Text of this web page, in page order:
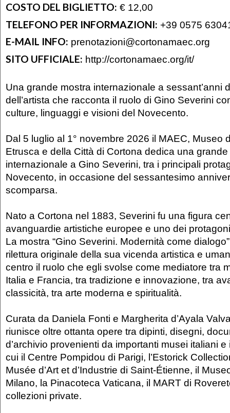
COSTO DEL BIGLIETTO: € 12,00
TELEFONO PER INFORMAZIONI: +39 0575
E-MAIL INFO: prenotazioni@cortonamaec.org
SITO UFFICIALE: http://cortonamaec.org/it/
Una grande mostra internazionale a sessant’anni
dell’artista che racconta il ruolo di Gino Severini
culture, linguaggi e visioni del Novecento.
Dal 5 luglio al 1° novembre 2026 il MAEC, Museo
Etrusca e della Città di Cortona dedica una
internazionale a Gino Severini, tra i principali
Novecento, in occasione del sessantesimo
scomparsa.
Nato a Cortona nel 1883, Severini fu una figura
avanguardie artistiche europee e uno dei
La mostra “Gino Severini. Modernità come
rilettura originale della sua vicenda artistica e
centro il ruolo che egli svolse come mediatore tra
Italia e Francia, tra tradizione e innovazione, tra
classicità, tra arte moderna e spiritualità.
Curata da Daniela Fonti e Margherita d’Ayala
riunisce oltre ottanta opere tra dipinti, disegni,
d’archivio provenienti da importanti musei italiani
cui il Centre Pompidou di Parigi, l’Estorick
Musée d’Art et d’Industrie di Saint-Étienne, il
Milano, la Pinacoteca Vaticana, il MART di
collezioni private.